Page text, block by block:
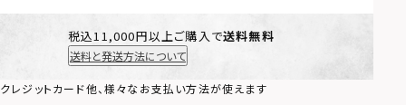
税込11,000円以上ご購入で送料無料
送料と発送方法について
クレジットカード他、様々なお支払い方法が使えます